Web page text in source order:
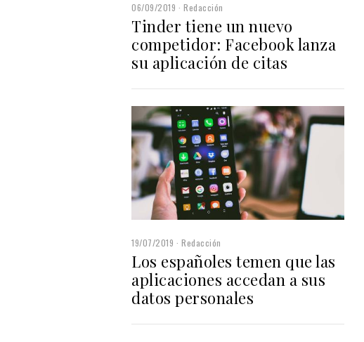
06/09/2019 Redacción
Tinder tiene un nuevo
competidor: Facebook lanza
su aplicación de citas
19/07/2019 Redacción
Los españoles temen que las
aplicaciones accedan a sus
datos personales